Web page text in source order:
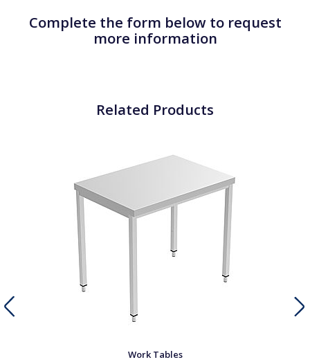
Complete the form below to request
more information
Related Products
Work Tables